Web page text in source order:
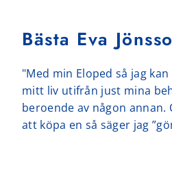
Bästa Eva
"Med min Eloped så jag kan
mitt liv utifrån just mina
beroende av någon
att köpa en så säger jag